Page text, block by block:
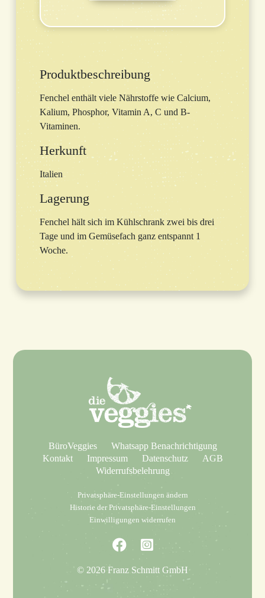
Produktbeschreibung
Fenchel enthält viele Nährstoffe wie Calcium,
Kalium, Phosphor, Vitamin A, C und B-
Vitaminen.
Herkunft
Italien
Lagerung
Fenchel hält sich im Kühlschrank zwei bis drei
Tage und im Gemüsefach ganz entspannt 1
Woche.
BüroVeggies
Whatsapp Benachrichtigung
Kontakt
Impressum Datenschutz
AGB
Widerrufsbelehrung
Privatsphäre-Einstellungen ändern
Historie der Privatsphäre-Einstellungen
Einwilligungen widerrufen
© 2026 Franz Schmitt GmbH